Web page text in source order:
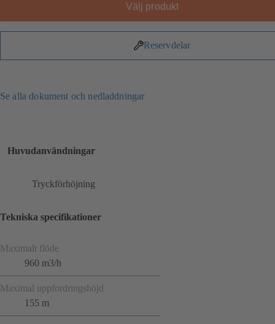
Välj produkt
Reservdelar
Se alla dokument och nedladdningar
Huvudanvändningar
Tryckförhöjning
Tekniska specifikationer
Maximalt flöde
960 m3/h
Maximal uppfordringshöjd
155 m